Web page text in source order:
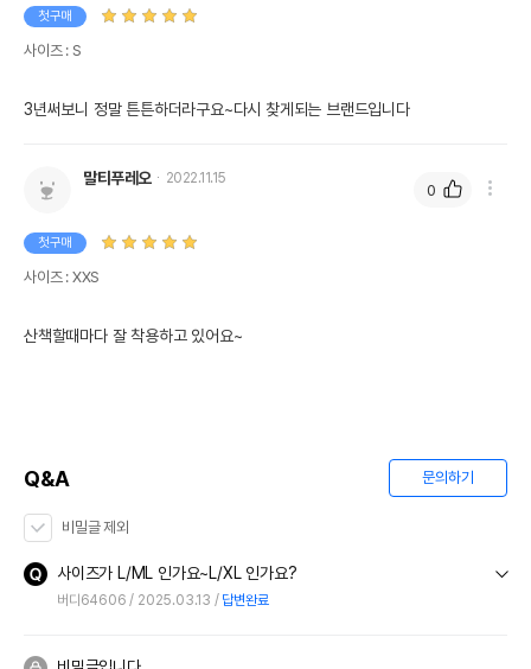
첫구매
사이즈 : S
3년써보니 정말 튼튼하더라구요~다시 찾게되는 브랜드입니다
말티푸레오 2022.11.15
첫구매
사이즈 : XXS
산책할때마다 잘 착용하고 있어요~
0
Q&A 문의하기
비밀글 제외
사이즈가 L/ML 인가요~L/XL 인가요?
버디64606 2025.03.13 답변완료